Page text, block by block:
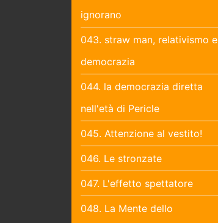
ignorano
043. straw man, relativismo e
democrazia
044. la democrazia diretta
nell'età di Pericle
045. Attenzione al vestito!
046. Le stronzate
047. L'effetto spettatore
048. La Mente dello